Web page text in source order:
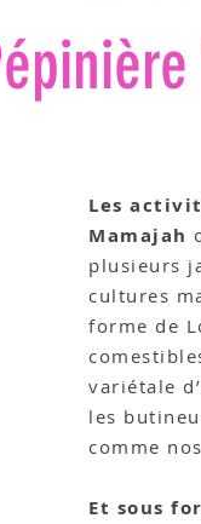
Les
Mamajah
plusieurs
cultures
forme de
variétale
les
comme
Et sous